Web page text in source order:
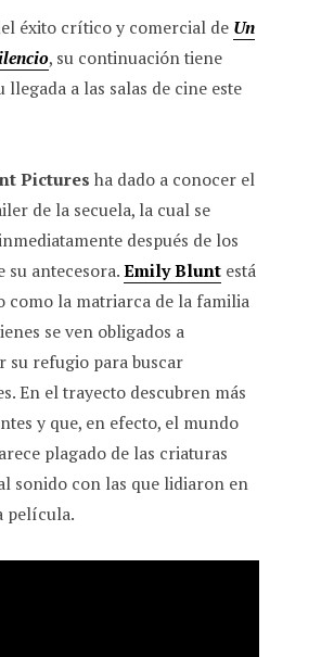
a
t
s
p
l
e
g
m
d
d
i
a
i
l
éxito crítico y comercial de Un
, su continuación tiene
llegada a las salas de cine este
Pictures ha dado a conocer el
de la secuela, la cual se
después de los
su antecesora.Emily Blunt está
como la matriarca de la familia
se ven obligados a
su refugio para buscar
En el trayecto descubren más
y que, en efecto, el mundo
plagado de las criaturas
sonido con las que lidiaron en
película.